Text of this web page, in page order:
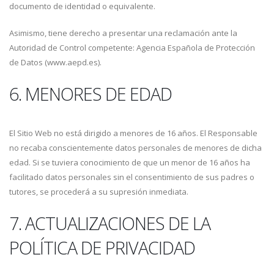
documento de identidad o equivalente.
Asimismo, tiene derecho a presentar una reclamación ante la
Autoridad de Control competente: Agencia Española de Protección
de Datos (www.aepd.es).
6. MENORES DE EDAD
El Sitio Web no está dirigido a menores de 16 años. El Responsable
no recaba conscientemente datos personales de menores de dicha
edad. Si se tuviera conocimiento de que un menor de 16 años ha
facilitado datos personales sin el consentimiento de sus padres o
tutores, se procederá a su supresión inmediata.
7. ACTUALIZACIONES DE LA
POLÍTICA DE PRIVACIDAD